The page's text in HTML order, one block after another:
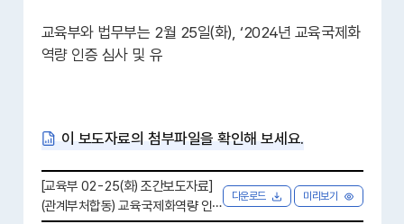
교육부와 법무부는 2월 25일(화), ‘2024년 교육국제화
역량 인증 심사 및 유
이 보도자료의 첨부파일을 확인해 보세요.
[교육부 02-25(화) 조간보도자료]
(관계부처합동) 교육국제화역량 인
다운로드 미리보기